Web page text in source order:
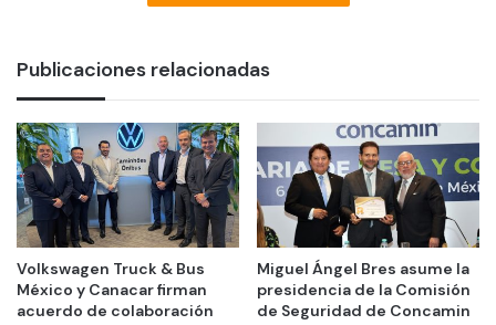
Publicaciones relacionadas
Volkswagen Truck & Bus
México y Canacar firman
acuerdo de colaboración
Miguel Ángel Bres asume la
presidencia de la Comisión
de Seguridad de Concamin